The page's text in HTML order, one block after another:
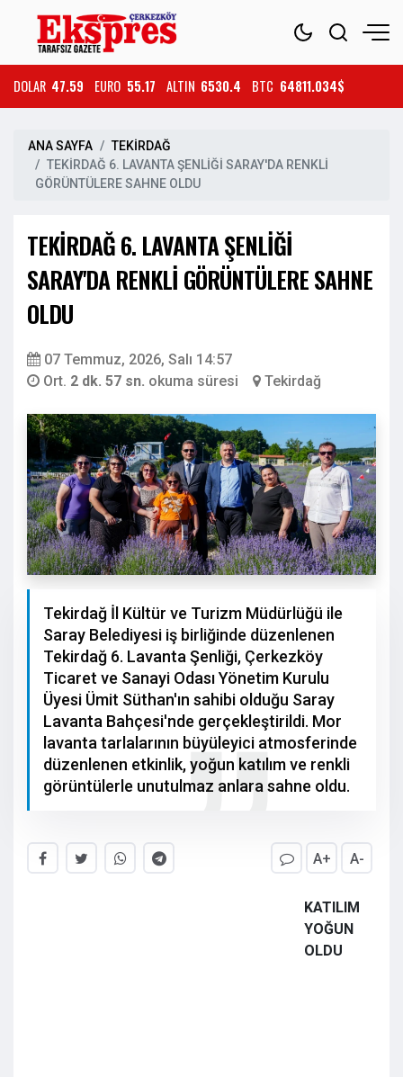
DOLAR 47.59 EURO 55.17 ALTIN 6530.4 BTC 64811.034$
ANA SAYFA
TEKİRDAĞ
TEKİRDAĞ 6. LAVANTA ŞENLİĞİ SARAY'DA RENKLİ
GÖRÜNTÜLERE SAHNE OLDU
TEKİRDAĞ 6. LAVANTA ŞENLİĞİ
SARAY'DA RENKLİ GÖRÜNTÜLERE SAHNE
OLDU
07 Temmuz, 2026, Salı 14:57
Ort. 2 dk. 57 sn. okuma süresi Tekirdağ
Tekirdağ İl Kültür ve Turizm Müdürlüğü ile
Saray Belediyesi iş birliğinde düzenlenen
Tekirdağ 6. Lavanta Şenliği, Çerkezköy
Ticaret ve Sanayi Odası Yönetim Kurulu
Üyesi Ümit Süthan'ın sahibi olduğu Saray
Lavanta Bahçesi'nde gerçekleştirildi. Mor
lavanta tarlalarının büyüleyici atmosferinde
düzenlenen etkinlik, yoğun katılım ve renkli
görüntülerle unutulmaz anlara sahne oldu.
A+ A-
KATILIM
YOĞUN
OLDU